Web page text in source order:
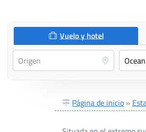
Vuelo y hotel
Página de inicio »